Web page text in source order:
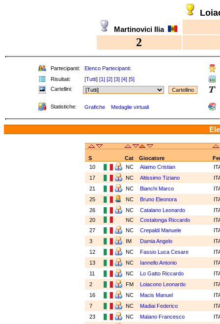
Martinovici Ilia
2
Partecipanti: Elenco Partecipanti
Risultati:
[Tutti] [1] [2] [3] [4] [5]
Cartellini:
Statistiche: Grafiche Medaglie virtuali
S Cat Giocatore
10
NC Alaimo Cristian
17
NC Altissimo Tiziano
21
NC Bianchi Marco
25
NC Bruno Eleonora
26
NC Catalano Leonardo
20
NC Costalonga Riccardo
27
NC Crepaldi Manuele
3
IM Damia Angelo
12
NC Fassio Luca Cesare
13
NC Iannello Antonio
11
NC Lo Gatto Riccardo
2
FM Loiacono Leonardo
16
NC Macis Manuel
7
NC Madiai Federico
23
NC Malano Francesco